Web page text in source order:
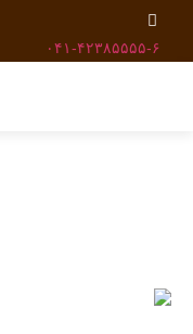
۰۴۱-۴۲۳۸۵۵۵۵-۶